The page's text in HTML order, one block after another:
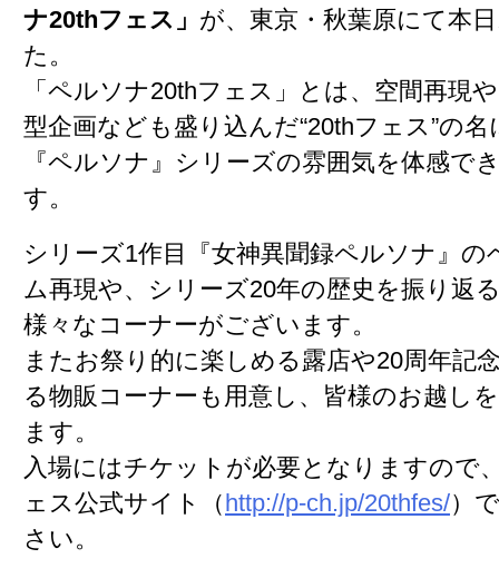
ナ20thフェス」 が、東京・秋葉原にて本
た。
「ペルソナ20thフェス」とは、空間再現
型企画なども盛り込んだ“20thフェス”の
『ペルソナ』シリーズの雰囲気を体感で
す。
シリーズ1作目『女神異聞録ペルソナ』の
ム再現や、シリーズ20年の歴史を振り返
様々なコーナーがございます。
またお祭り的に楽しめる露店や20周年記
る物販コーナーも用意し、皆様のお越し
ます。
入場にはチケットが必要となりますので
ェス公式サイト（ http://p-ch.jp/20thfes/）
さい。